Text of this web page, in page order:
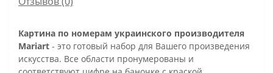
Картина по номерам украинского производителя
Mariart - это готовый набор для Вашего произведения
искусства. Все области пронумерованы и